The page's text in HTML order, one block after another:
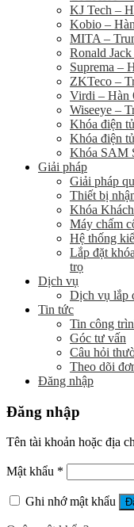
KJ Tech –
Kobio –
MITA –
Ronald
Suprema –
ZKTeco –
Virdi – Hàn
Wiseeye –
Khóa điện
Khóa điện
Khóa SAM
Giải pháp
Giải pháp
Thiết bị
Khóa
Máy chấm
Hệ thống
Lắp đặt
trọ
Dịch vụ
Dịch vụ lắp
Tin tức
Tin công
Góc tư vấn
Câu hỏi
Theo dõi
Đăng nhập
Đăng nhập
Tên tài khoản hoặc địa
Mật khẩu *
Ghi nhớ mật khẩu